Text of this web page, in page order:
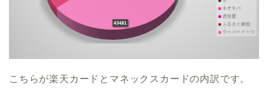
こちらが楽天カードとマネックスカードの内訳です。